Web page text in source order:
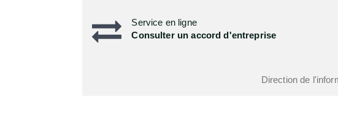
Service en ligne
Consulter un accord d'entreprise
Direction de